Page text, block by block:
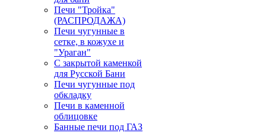
Печи "Тройка"
(РАСПРОДАЖА)
Печи чугунные в
сетке, в кожухе и
"Ураган"
С закрытой каменкой
для Русской Бани
Печи чугунные под
обкладку
Печи в каменной
облицовке
Банные печи под ГАЗ